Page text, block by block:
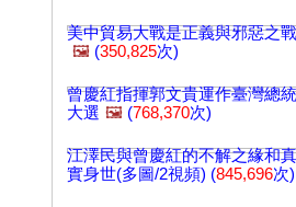
美中貿易大戰是正義與邪惡之戰
🖼️ (350,825次)
曾慶紅指揮郭文貴運作臺灣總統
大選 🖼️ (768,370次)
江澤民與曾慶紅的不解之緣和真
實身世(多圖/2視頻) (845,696次)